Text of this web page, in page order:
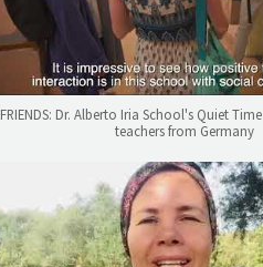
FRIENDS: Dr. Alberto Iria School's Quiet
teachers from Germany